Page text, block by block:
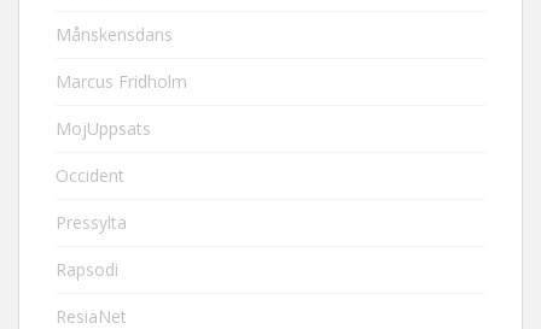
Månskensdans
Marcus Fridholm
MojUppsats
Occident
Pressylta
Rapsodi
ResiaNet